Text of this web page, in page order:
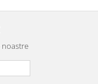
noastre